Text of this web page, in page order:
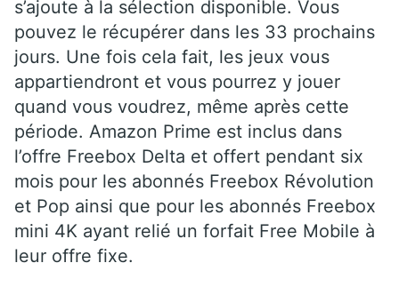
s’ajoute à la sélection disponible. Vous
pouvez le récupérer dans les 33 prochains
jours. Une fois cela fait, les jeux vous
appartiendront et vous pourrez y jouer
quand vous voudrez, même après cette
période. Amazon Prime est inclus dans
l’offre Freebox Delta et offert pendant six
mois pour les abonnés Freebox Révolution
et Pop ainsi que pour les abonnés Freebox
mini 4K ayant relié un forfait Free Mobile à
leur offre fixe.